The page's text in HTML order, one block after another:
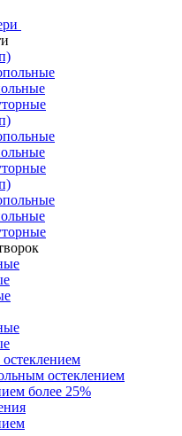
остеклением
более 25%